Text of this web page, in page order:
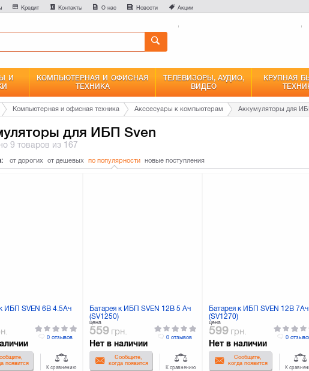
Кредит Контакты О нас Новости Акции
И
КОМПЬЮТЕРНАЯ И ОФИСНАЯ
ТЕХНИКА
ТЕЛЕВИЗОРЫ, АУДИО,
ВИДЕО
КРУПНАЯ
Компьютерная и офисная техника Акссесуары к компьютерам Аккумуляторы для
для ИБП Sven
9 товаров из 167
от дорогих от дешевых по популярности новые поступления
ИБП SVEN 6В 4.5Ач
появится
0 отзывов
К сравнению
Батарея к ИБП SVEN 12В 5 Ач
(SV1250)
цена
559 грн.
Нет в наличии
Сообщите,
когда появится
0 отзывов
К сравнению
Батарея к ИБП SVEN 12В 7Ач
(SV1270)
цена
599 грн.
Нет в наличии
Сообщите,
когда появится
0
К
Сравнение